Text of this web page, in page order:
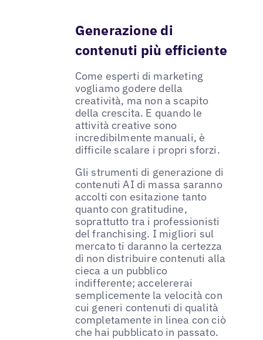
Generazione di
contenuti più efficiente
Come esperti di marketing
vogliamo godere della
creatività, ma non a scapito
della crescita. E quando le
attività creative sono
incredibilmente manuali, è
difficile scalare i propri sforzi.
Gli strumenti di generazione di
contenuti AI di massa saranno
accolti con esitazione tanto
quanto con gratitudine,
soprattutto tra i professionisti
del franchising. I migliori sul
mercato ti daranno la certezza
di non distribuire contenuti alla
cieca a un pubblico
indifferente; accelererai
semplicemente la velocità con
cui generi contenuti di qualità
completamente in linea con ciò
che hai pubblicato in passato.